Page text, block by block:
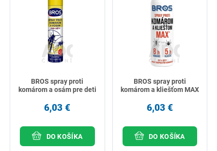
BROS spray proti
komárom a osám pre deti
6,03 €
DO KOŠÍKA
BROS spray proti
komárom a kliešťom MAX
6,03 €
DO KOŠÍKA